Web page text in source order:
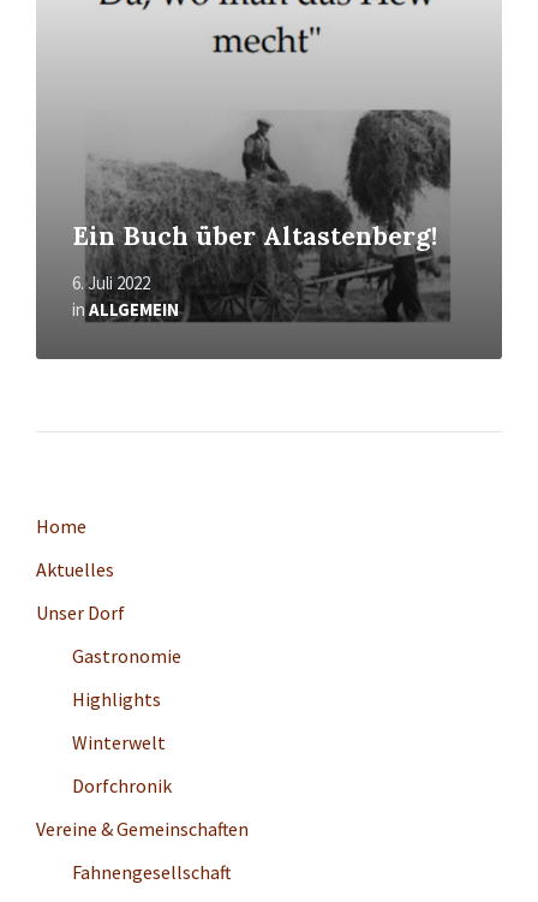
Ein Buch über Altastenberg!
6. Juli 2022
inALLGEMEIN
Home
Aktuelles
Unser Dorf
Gastronomie
Highlights
Winterwelt
Dorfchronik
Vereine & Gemeinschaften
Fahnengesellschaft